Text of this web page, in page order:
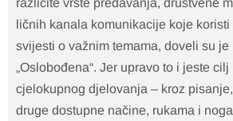
ličnih kanala komunikacije koje
svijesti o važnim temama, doveli su je
„Oslobođena“. Jer upravo to i jeste cilj
cjelokupnog djelovanja – kroz
druge dostupne načine, rukama i